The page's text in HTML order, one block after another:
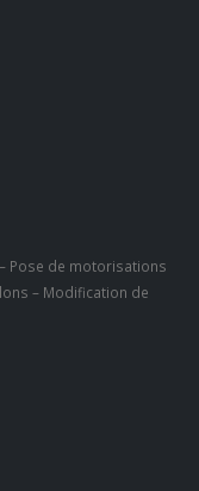
Pose de motorisations
– Modification de